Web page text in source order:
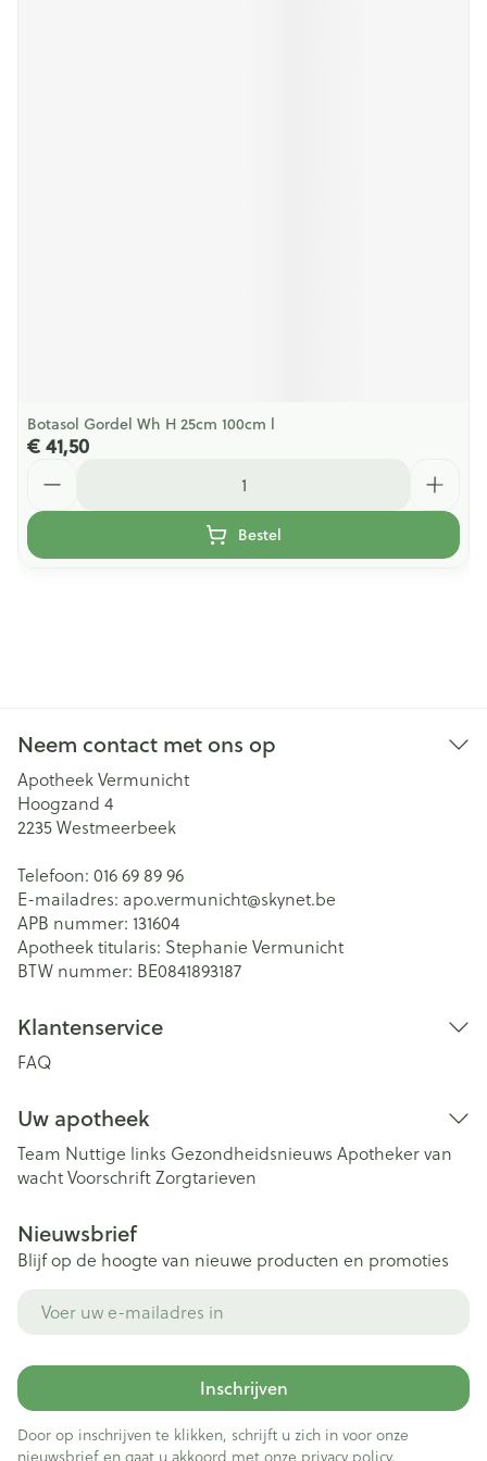
Botasol Gordel Wh H 25cm 100cm l
€ 41,50
Bestel
Neem contact met ons op
Apotheek Vermunicht
Hoogzand 4
2235Westmeerbeek
Telefoon: 016 69 89 96
E-mailadres: apo.vermunicht@skynet.be
APB nummer: 131604
Apotheek titularis: Stephanie Vermunicht
BTW nummer: BE0841893187
Klantenservice
FAQ
Uw apotheek
Team Nuttige links Gezondheidsnieuws Apotheker van
wachtVoorschriftZorgtarieven
Nieuwsbrief
Blijf op de hoogte van nieuwe producten en promoties
Inschrijven
Door op inschrijven te klikken, schrijft u zich in voor onze
nieuwsbrief en gaat u akkoord met onze privacy policy.